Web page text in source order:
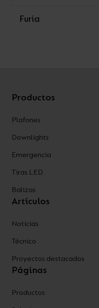
Furia
Productos
Plafones
Downlights
Emergencia
Tiras LED
Balizas
Artículos
Noticias
Técnico
Proyectos destacados
Páginas
Productos